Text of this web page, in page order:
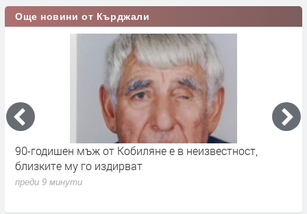
Още новини от Кърджали
90-годишен мъж от Кобиляне е в неизвестност,
близките му го издирват
преди 9 минути